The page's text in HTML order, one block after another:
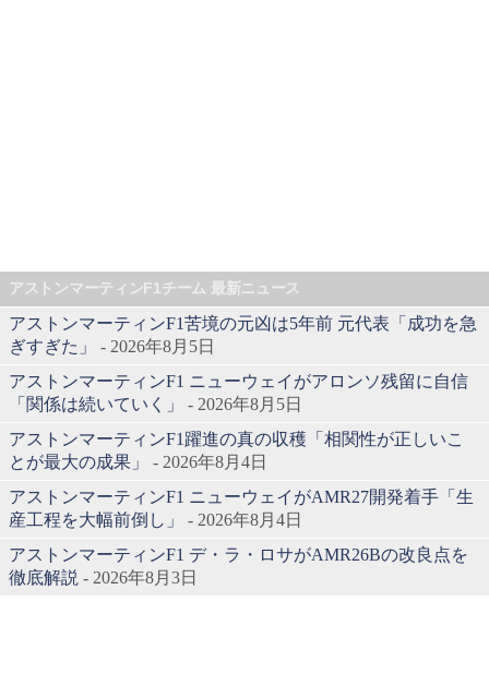
アストンマーティンF1チーム 最新ニュース
アストンマーティンF1苦境の元凶は5年前 元代表「成功を急
ぎすぎた」
- 2026年8月5日
アストンマーティンF1 ニューウェイがアロンソ残留に自信
「関係は続いていく」
- 2026年8月5日
アストンマーティンF1躍進の真の収穫「相関性が正しいこ
とが最大の成果」
- 2026年8月4日
アストンマーティンF1 ニューウェイがAMR27開発着手「生
産工程を大幅前倒し」
- 2026年8月4日
アストンマーティンF1 デ・ラ・ロサがAMR26Bの改良点を
徹底解説 - 2026年8月3日